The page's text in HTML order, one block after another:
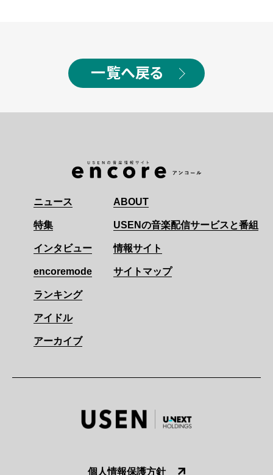
一覧へ戻る
ニュース
特集
インタビュー
encoremode
ランキング
アイドル
アーカイブ
ABOUT
USENの音楽配信サービスと番組
情報サイト
サイトマップ
個人情報保護方針